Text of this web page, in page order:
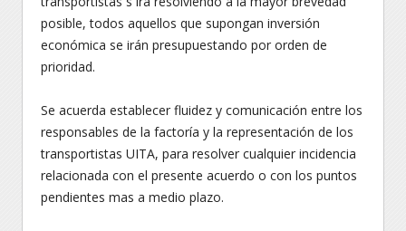
posible, todos aquellos que supongan inversión
económica se irán presupuestando por orden de
prioridad.
Se acuerda establecer fluidez y comunicación entre los
responsables de la factoría y la representación de los
transportistas UITA, para resolver cualquier incidencia
relacionada con el presente acuerdo o con los puntos
pendientes mas a medio plazo.